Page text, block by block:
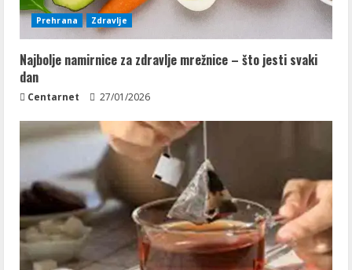
Prehrana Zdravlje
Najbolje namirnice za zdravlje mrežnice – što jesti svaki
dan
Centarnet 27/01/2026